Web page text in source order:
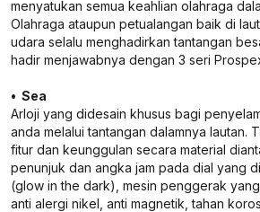
menyatukan semua keahlian olahraga
Olahraga ataupun petualangan baik di
udara selalu menghadirkan tantangan
hadir menjawabnya dengan 3 seri
• Sea
Arloji yang didesain khusus bagi
anda melalui tantangan dalamnya lautan.
fitur dan keunggulan secara material
penunjuk dan angka jam pada dial yang
(glow in the dark), mesin penggerak
anti alergi nikel, anti magnetik, tahan